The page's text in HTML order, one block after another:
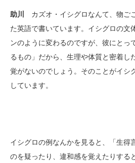
助川
カズオ・イシグロなんて、物ご
た英語で書いています。イシグロの文
ンのように変わるのですが、彼にとっ
るもの」だから、生理や体質と密着し
覚がないのでしょう。そのことがイシ
しています。
イシグロの例なんかを見ると、「生得
のを疑ったり、違和感を覚えたりする